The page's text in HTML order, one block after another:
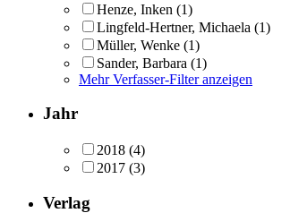
Henze, Inken (1)
Lingfeld-Hertner, Michaela (1)
Müller, Wenke (1)
Sander, Barbara (1)
Mehr Verfasser-Filter anzeigen
Jahr
2018 (4)
2017 (3)
Verlag